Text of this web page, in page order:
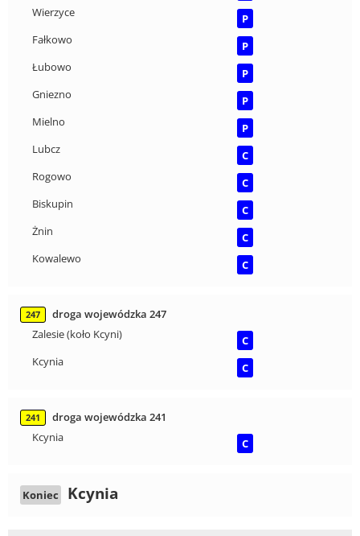
Wierzyce
P
Fałkowo
P
Łubowo
P
Gniezno
P
Mielno
P
Lubcz
C
Rogowo
C
Biskupin
C
Żnin
C
Kowalewo
C
247
droga wojewódzka 247
Zalesie (koło Kcyni)
C
Kcynia
C
241
droga wojewódzka 241
Kcynia
C
Koniec Kcynia